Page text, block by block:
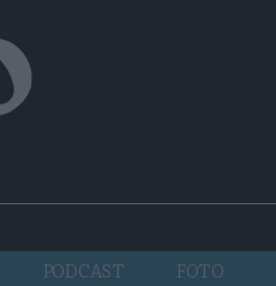
PODCAST FOTO